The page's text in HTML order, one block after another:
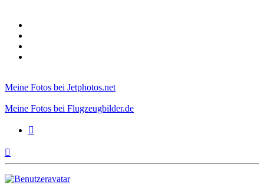
Meine Fotos bei Jetphotos.net
Meine Fotos bei Flugzeugbilder.de